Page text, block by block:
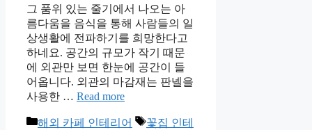
그 품위 있는 줄기에서 나오는 아
름다움을 음식을 통해 사람들의 일
상생활에 전파하기를 희망한다고
하네요. 공간의 규모가 작기 때문
에 외관만 보면 한눈에 공간이 들
어옵니다. 외관의 마감재는 판넬을
사용한 … Read more
Categories
해외 카페 인테리어 Tags
꽃집 인테